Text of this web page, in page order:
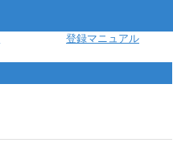
登録マニュアル